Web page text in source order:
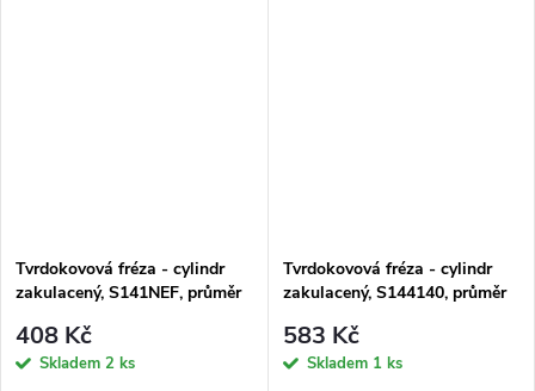
Tvrdokovová fréza - cylindr
zakulacený, S141NEF, průměr
408 Kč
Skladem 2 ks
Tvrdokovová fréza - cylindr
zakulacený, S144140, průměr
583 Kč
Skladem 1 ks